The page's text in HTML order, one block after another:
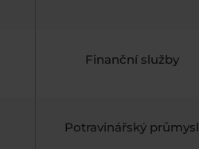
Finanční služby
Potravinářský průmysl